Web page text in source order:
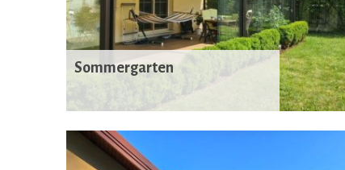
Sommergarten